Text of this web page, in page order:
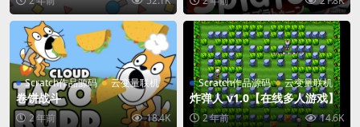
Scratch作品源码 云变量联机
卷饼战斗
2 年前 18.4K
Scratch作品源码 云变量联机
炸弹人 v1.0【在线多人游戏】
2 年前 14.6K